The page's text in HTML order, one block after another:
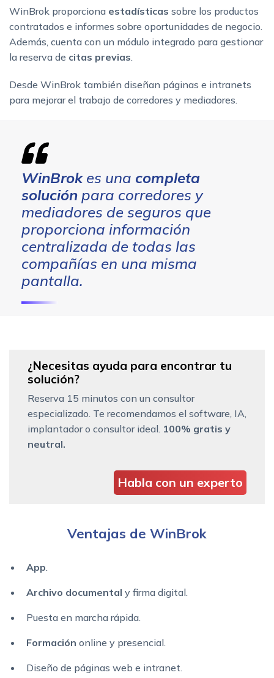
WinBrok proporciona estadísticas sobre los productos
contratados e informes sobre oportunidades de negocio.
Además, cuenta con un módulo integrado para gestionar
la reserva de citas previas
Desde WinBrok también diseñan páginas e intranets
para mejorar el trabajo de corredores y mediadores.
WinBrokes una completa
solución para corredores y
mediadores de seguros que
proporciona información
centralizada de todas las
compañías en una misma
pantalla.
¿Necesitas ayuda para encontrar tu
solución?
Reserva 15 minutos con un consultor
especializado. Te recomendamos el software, IA,
implantador o consultor ideal. 100% gratis y
neutral.
Habla con un experto
Ventajas de WinBrok
App
Archivo documental y firma digital.
Puesta en marcha rápida.
Formación online y presencial.
Diseño de páginas web e intranet.